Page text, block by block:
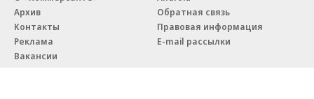
Архив
Контакты
Реклама
Вакансии
Обратная связь
Правовая информация
E-mail рассылки